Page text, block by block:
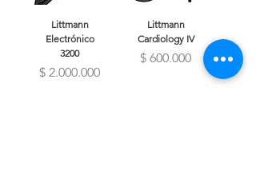
Littmann
Electrónico
3200
Precio
$ 2.000.000
Littmann
Cardiology IV
Precio
$ 600.000